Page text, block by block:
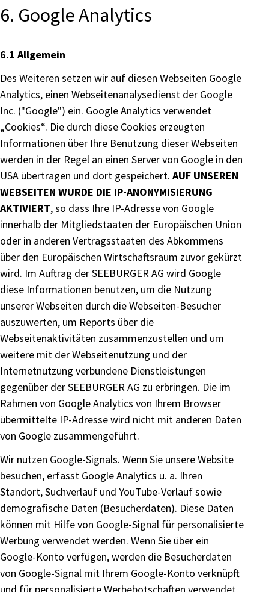
6. Google Analytics
6.1 Allgemein
Des Weiteren setzen wir auf diesen Webseiten Google
Analytics, einen Webseitenanalysedienst der Google
Inc. ("Google") ein. Google Analytics verwendet
„Cookies“. Die durch diese Cookies erzeugten
Informationen über Ihre Benutzung dieser Webseiten
werden in der Regel an einen Server von Google in den
USA übertragen und dort gespeichert. AUF UNSEREN
WEBSEITEN WURDE DIE IP-ANONYMISIERUNG
AKTIVIERT, so dass Ihre IP-Adresse von Google
innerhalb der Mitgliedstaaten der Europäischen Union
oder in anderen Vertragsstaaten des Abkommens
über den Europäischen Wirtschaftsraum zuvor gekürzt
wird. Im Auftrag der SEEBURGER AG wird Google
diese Informationen benutzen, um die Nutzung
unserer Webseiten durch die Webseiten-Besucher
auszuwerten, um Reports über die
Webseitenaktivitäten zusammenzustellen und um
weitere mit der Webseitenutzung und der
Internetnutzung verbundene Dienstleistungen
gegenüber der SEEBURGER AG zu erbringen. Die im
Rahmen von Google Analytics von Ihrem Browser
übermittelte IP-Adresse wird nicht mit anderen Daten
von Google zusammengeführt.
Wir nutzen Google-Signals. Wenn Sie unsere Website
besuchen, erfasst Google Analytics u. a. Ihren
Standort, Suchverlauf und YouTube-Verlauf sowie
demografische Daten (Besucherdaten). Diese Daten
können mit Hilfe von Google-Signal für personalisierte
Werbung verwendet werden. Wenn Sie über ein
Google-Konto verfügen, werden die Besucherdaten
von Google-Signal mit Ihrem Google-Konto verknüpft
und für personalisierte Werbebotschaften verwendet.